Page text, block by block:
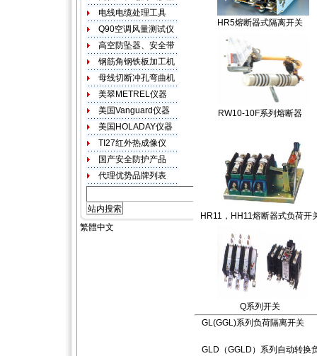
HR5熔断器式隔离开关
RW10-10F系列熔断器
HR11，HH11熔断器式负荷开
Q系列开关
GL(GGL)系列负荷隔离开关
GLD（GGLD）系列自动转换